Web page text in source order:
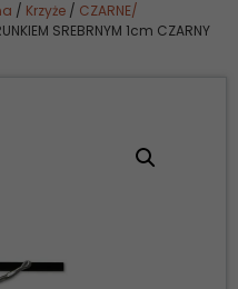
/ Krzyże / CZARNE/
SREBRNYM 1cm CZARNY